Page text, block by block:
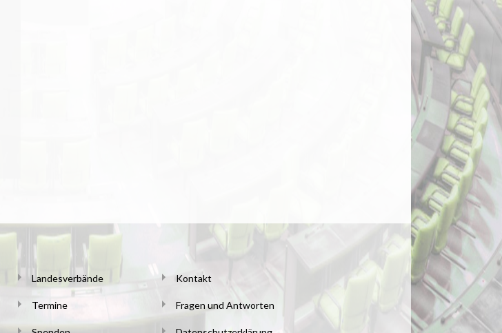
Landesverbände
Termine
Kontakt
Fragen und Antworten